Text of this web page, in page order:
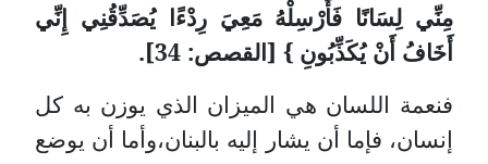
مِنِّي لِسَانًا فَأَرْسِلْهُ مَعِيَ رِدْءًا يُصَدِّقُنِي إِنِّي
أَخَافُ أَنْ يُكَذِّبُونِ } [القصص: 34].
فنعمة اللسان هي الميزان الذي يوزن به كل
إنسان، فإما أن يشار إليه بالبنان،وأما أن يوضع